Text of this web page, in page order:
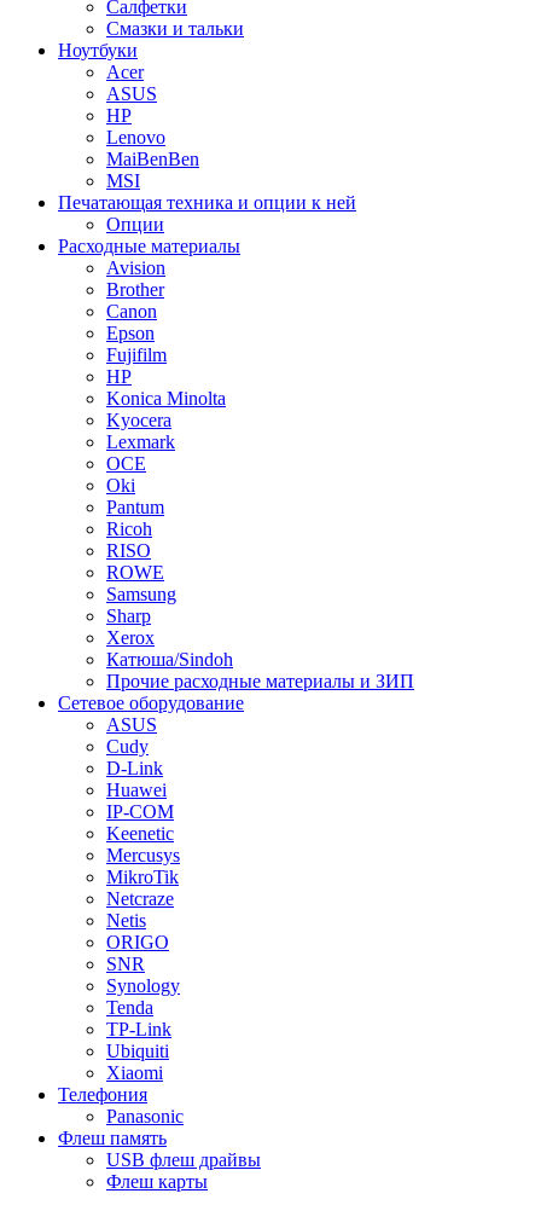
Салфетки
Смазки и тальки
Ноутбуки
Acer
ASUS
HP
Lenovo
MaiBenBen
MSI
Печатающая техника и опции к ней
Опции
Расходные материалы
Avision
Brother
Canon
Epson
Fujifilm
HP
Konica Minolta
Kyocera
Lexmark
OCE
Oki
Pantum
Ricoh
RISO
ROWE
Samsung
Sharp
Xerox
Катюша/Sindoh
Прочие расходные материалы и ЗИП
Сетевое оборудование
ASUS
Cudy
D-Link
Huawei
IP-COM
Keenetic
Mercusys
MikroTik
Netcraze
Netis
ORIGO
SNR
Synology
Tenda
TP-Link
Ubiquiti
Xiaomi
Телефония
Panasonic
Флеш память
USB флеш драйвы
Флеш карты